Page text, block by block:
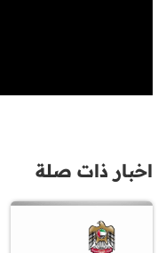
اخبار ذات صلة